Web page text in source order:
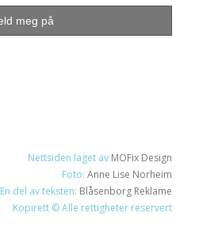
Nettsiden laget av MOFix Design
Foto:Anne Lise Norheim
En del av teksten: Blåsenborg Reklame
Kopirett © Alle rettigheter reservert